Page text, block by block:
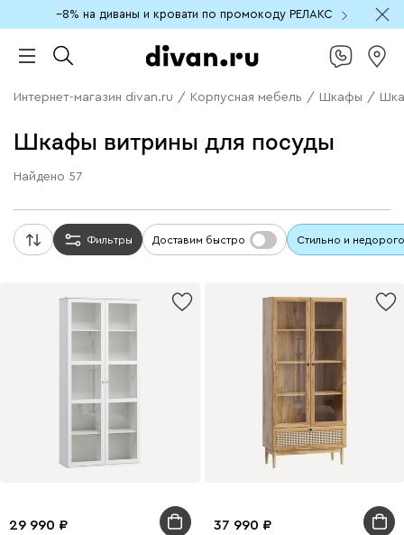
−8% на диваны и кровати по промокоду РЕЛАКС
Интернет-магазин divan.ru / Корпусная мебель / Шкафы /
Шкафы витрины для посуды
Найдено 57
Фильтры Доставим быстро Стильно и недорого
29 990 37 990